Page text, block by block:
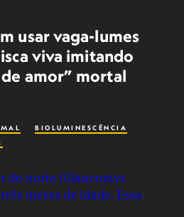
usar vaga-lumes
viva imitando
amor” mortal
BIOLUMINESCÊNCIA